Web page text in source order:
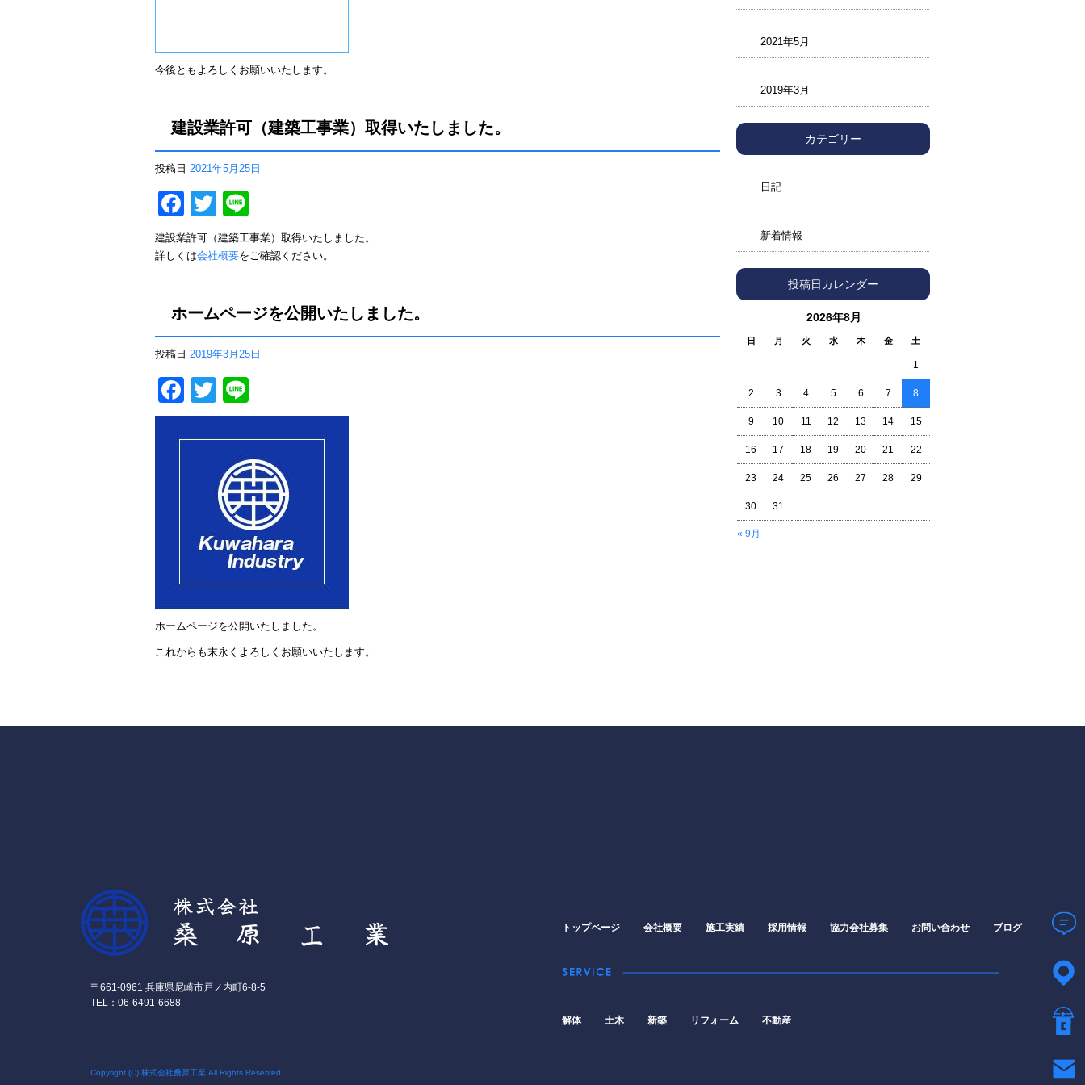
今後ともよろしくお願いいたします。
建設業許可（建築工事業）取得いたしました。
投稿日 2021年5月25日
F
a
c
b
o
o
k
T
wi
tt
n
e
建設業許可（建築工事業）取得いたしました。
詳しくは会社概要をご確認ください。
ホームページを公開いたしました。
投稿日 2019年3月25日
F
a
c
o
T
wi
tt
er
n
e
ホームページを公開いたしました。
これからも末永くよろしくお願いいたします。
2021年5月
2019年3月
カテゴリー
日記
新着情報
投稿日カレンダー
2026年8月
日 月 火 水 木 金 土
« 9月
1
2 3 4 5 6 7 8
9 10 11 12 13 14 15
16 17 18 19 20 21 22
23 24 25 26 27 28 29
30 31
トップページ 会社概要 施工実績 採用情報 協力会社募集 お問い合わせ ブログ
解体 土木 新築 リフォーム 不動産
〒661-0961 兵庫県尼崎市戸ノ内町6-8-5
TEL：06-6491-6688
Copyright (C) 株式会社桑原工業 All Rights Reserved.